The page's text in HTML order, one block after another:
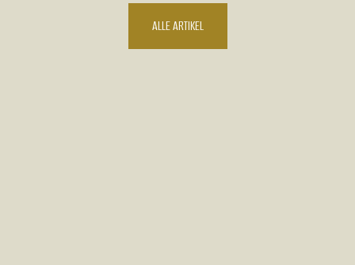
ALLE ARTIKEL